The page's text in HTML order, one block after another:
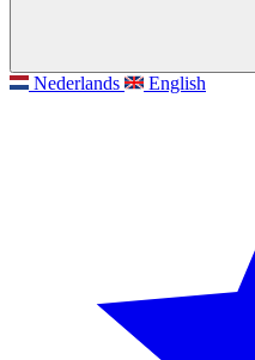
Nederlands English